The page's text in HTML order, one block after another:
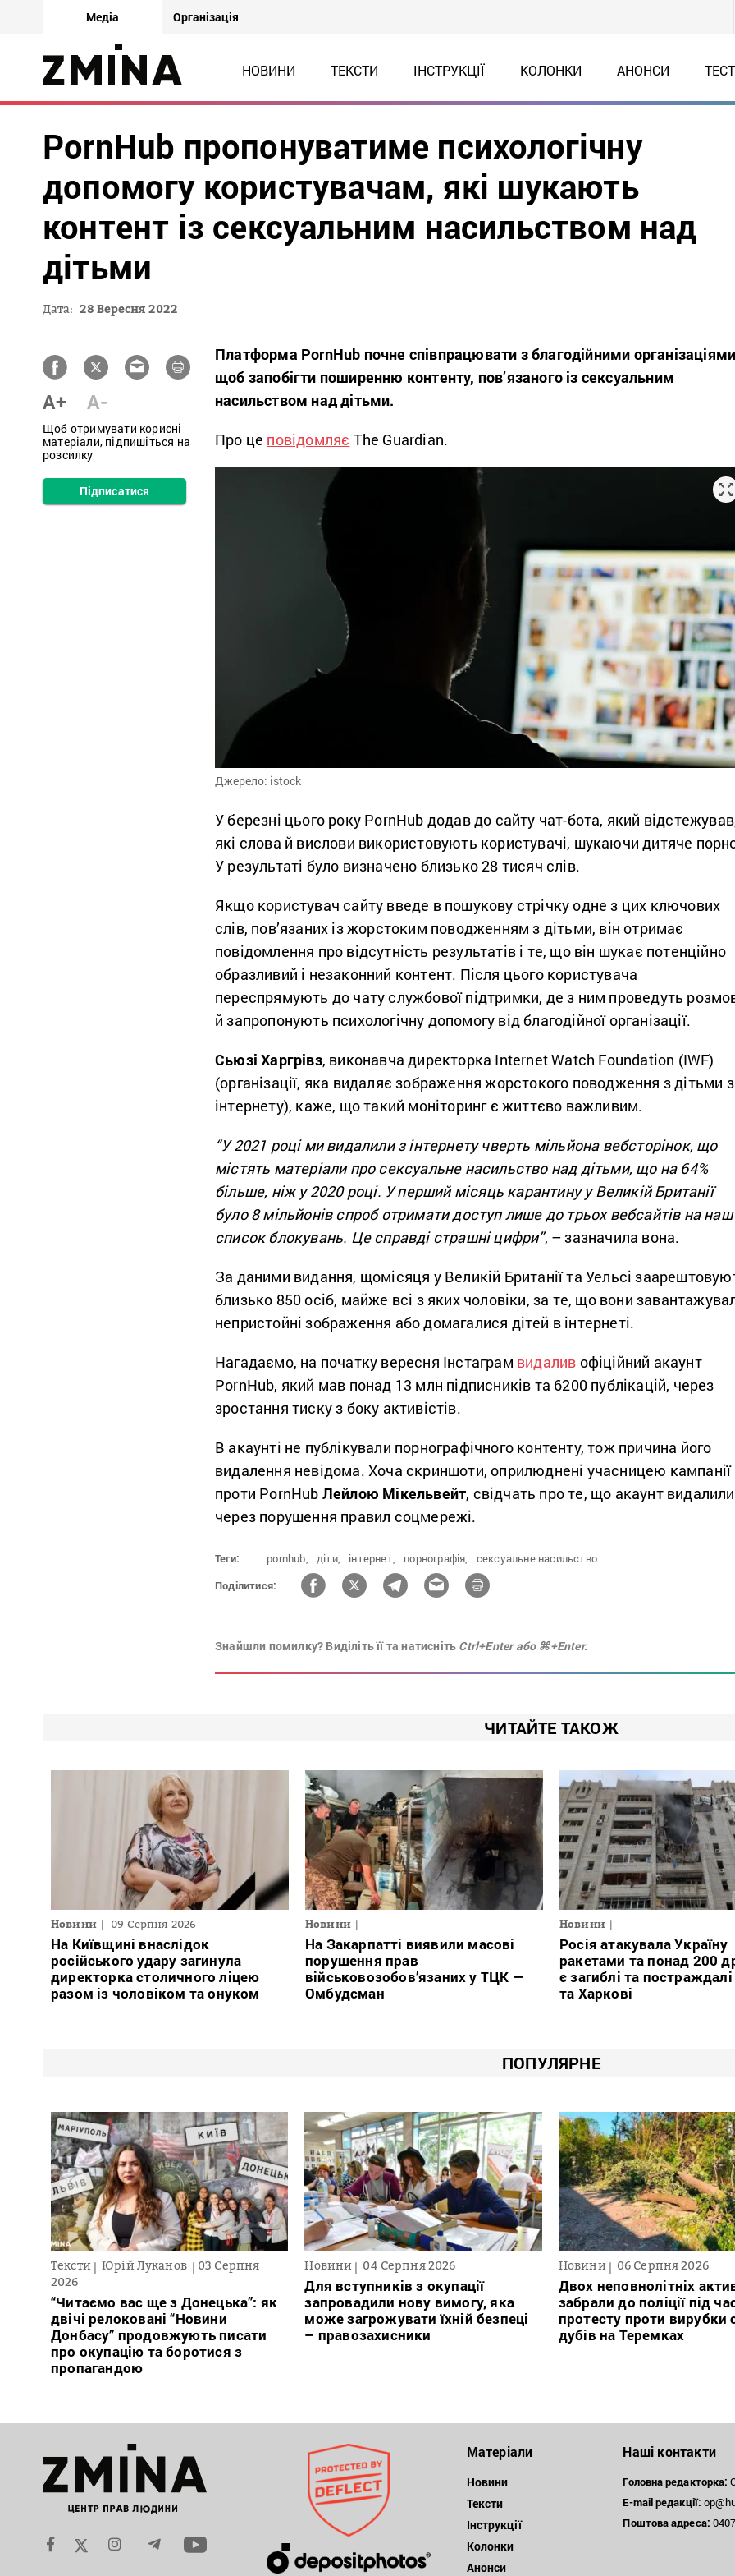
Медіа Організація
НОВИНИ ТЕКСТИ ІНСТРУКЦІЇ КОЛОНКИ АНОНСИ
PornHub пропонуватиме психологічну
допомогу користувачам, які шукають
контент із сексуальним насильством над
дітьми
Дата: 28 Вересня 2022
A+ A-
Щоб отримувати корисні
матеріали, підпишіться на
розсилку
Підписатися
Платформа PornHub почне співпрацювати з благодійними
щоб запобігти поширенню контенту, пов’язаного із сексуальним
насильством над дітьми.
Про це повідомляє The Guardian.
Джерело: istock
У березні цього року PornHub додав до сайту чат-бота, який
які слова й вислови використовують користувачі, шукаючи дитяче
У результаті було визначено близько 28 тисяч слів.
Якщо користувач сайту введе в пошукову стрічку одне з цих ключових
слів, пов’язаних із жорстоким поводженням з дітьми, він отримає
повідомлення про відсутність результатів і те, що він шукає потенційно
образливий і незаконний контент. Після цього користувача
переспрямують до чату службової підтримки, де з ним проведуть
й запропонують психологічну допомогу від благодійної організації.
Сьюзі Харгрівз, виконавча директорка Internet Watch Foundation (IWF)
(організації, яка видаляє зображення жорстокого поводження з дітьми з
інтернету), каже, що такий моніторинг є життєво важливим.
“У 2021 році ми видалили з інтернету чверть мільйона вебсторінок, що
містять матеріали про сексуальне насильство над дітьми, що на 64%
більше, ніж у 2020 році. У перший місяць карантину у Великій Британії
було 8 мільйонів спроб отримати доступ лише до трьох вебсайтів на наш
список блокувань. Це справді страшні цифри”, – зазначила вона.
За даними видання, щомісяця у Великій Британії та Уельсі
близько 850 осіб, майже всі з яких чоловіки, за те, що вони
непристойні зображення або домагалися дітей в інтернеті.
Нагадаємо, на початку вересня Інстаграм видалив офіційний акаунт
PornHub, який мав понад 13 млн підписників та 6200 публікацій, через
зростання тиску з боку активістів.
В акаунті не публікували порнографічного контенту, тож причина його
видалення невідома. Хоча скриншоти, оприлюднені учасницею кампанії
проти PornHub Лейлою Мікельвейт, свідчать про те, що акаунт видалили
через порушення правил соцмережі.
Теги: pornhub, діти, інтернет, порнографія,
сексуальне насильство
Поділитися:
Знайшли помилку? Виділіть її та натисніть Ctrl+Enter або ⌘+Enter.
ЧИТАЙТЕ ТАКОЖ
Новини 09 Серпня 2026
На Київщині внаслідок
російського удару загинула
директорка столичного ліцею
разом із чоловіком та онуком
Новини
На Закарпатті виявили масові
порушення прав
військовозобов’язаних у ТЦК —
Омбудсман
Новини
Росія атакувала Україну
ракетами та понад 200
є загиблі та
та Харкові
ПОПУЛЯРНЕ
Тексти Юрій Луканов
03 Серпня
2026
“Читаємо вас ще з Донецька”: як
двічі релоковані “Новини
Донбасу” продовжують писати
про окупацію та боротися з
пропагандою
Новини 04 Серпня 2026
Для вступників з окупації
запровадили нову вимогу, яка
може загрожувати їхній безпеці
– правозахисники
Новини 06 Серпня 2026
Двох неповнолітніх
забрали до поліції під
протесту проти вирубки
дубів на Теремках
Матеріали
Новини
Тексти
Інструкції
Колонки
Анонси
Наші контакти
Головна редакторка:
E-mail редакції:
Поштоваадреса: